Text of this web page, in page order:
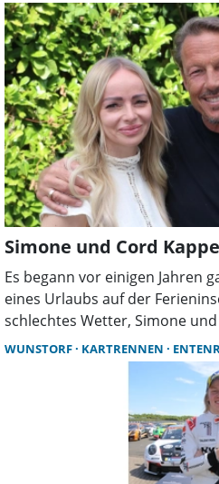
Simone und Cord Kappe
Es begann vor einigen Jahren
eines Urlaubs auf der
schlechtes Wetter, Simone
ihre Kinder eine
Halle. Da bot sich eine
WUNSTORF KARTRENNEN